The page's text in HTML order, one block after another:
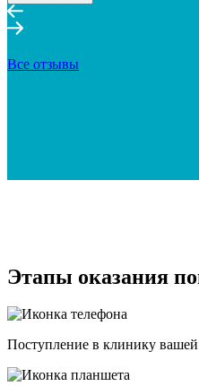
Все отзывы
Этапы оказания
Поступление в клинику вашей